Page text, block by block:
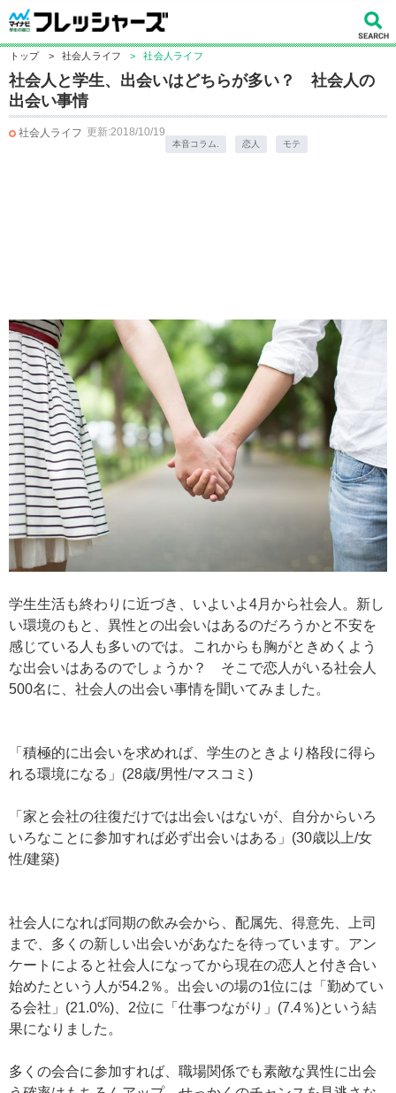
トップ > 社会人ライフ > 社会人ライフ
社会人と学生、出会いはどちらが多い？ 社会人の
出会い事情
社会人ライフ 更新:2018/10/19
本音コラム. 恋人 モテ
学生生活も終わりに近づき、いよいよ4月から社会人。新し
い環境のもと、異性との出会いはあるのだろうかと不安を
感じている人も多いのでは。これからも胸がときめくよう
な出会いはあるのでしょうか？ そこで恋人がいる社会人
500名に、社会人の出会い事情を聞いてみました。
「積極的に出会いを求めれば、学生のときより格段に得ら
れる環境になる」(28歳/男性/マスコミ)
「家と会社の往復だけでは出会いはないが、自分からいろ
いろなことに参加すれば必ず出会いはある」(30歳以上/女
性/建築)
社会人になれば同期の飲み会から、配属先、得意先、上司
まで、多くの新しい出会いがあなたを待っています。アン
ケートによると社会人になってから現在の恋人と付き合い
始めたという人が54.2％。出会いの場の1位には「勤めてい
る会社」(21.0%)、2位に「仕事つながり」(7.4％)という結
果になりました。
多くの会合に参加すれば、職場関係でも素敵な異性に出会